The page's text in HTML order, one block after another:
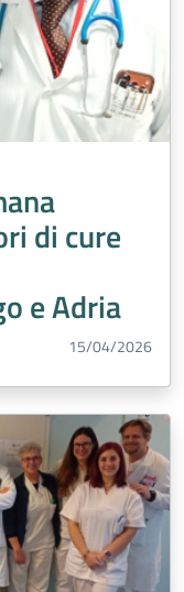
di cure
e Adria
15/04/2026